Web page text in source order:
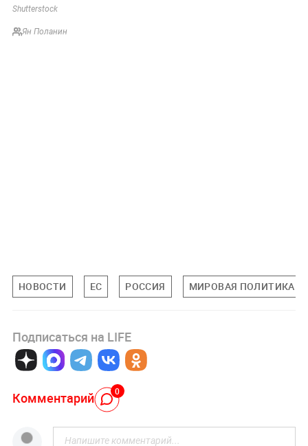
Shutterstock
Ян Поланин
НОВОСТИ ЕС РОССИЯ МИРОВАЯ ПОЛИТИКА
Подписаться на LIFE
Комментарий 0